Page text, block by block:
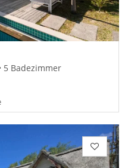
5 Badezimmer